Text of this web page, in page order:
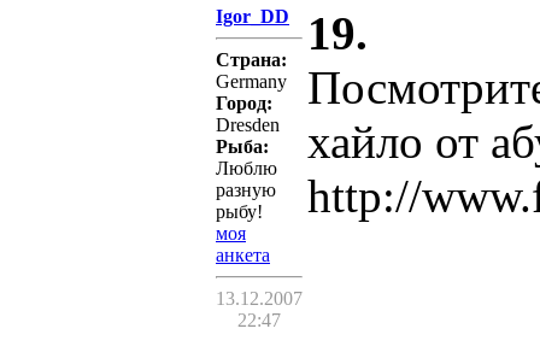
Igor_DD
Страна:
Germany
Город:
Dresden
Рыба:
Люблю
разную
рыбу!
моя
анкета
13.12.2007
22:47
19.
хайло от
http://